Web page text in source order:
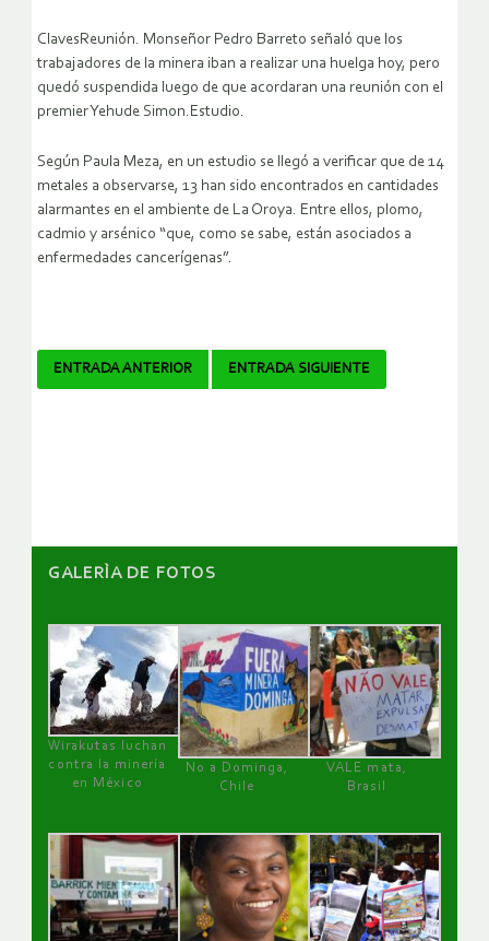
ClavesReunión. Monseñor Pedro Barreto señaló que los
trabajadores de la minera iban a realizar una huelga hoy, pero
quedó suspendida luego de que acordaran una reunión con el
premier Yehude Simon.Estudio.
Según Paula Meza, en un estudio se llegó a verificar que de 14
metales a observarse, 13 han sido encontrados en cantidades
alarmantes en el ambiente de La Oroya. Entre ellos, plomo,
cadmio y arsénico “que, como se sabe, están asociados a
enfermedades cancerígenas”.
Navegador
ENTRADA ANTERIOR ENTRADA SIGUIENTE
GALERÌA DE FOTOS
Wirakutas luchan
contra la minería
en México
No a Dominga,
Chile
VALE mata,
Brasil